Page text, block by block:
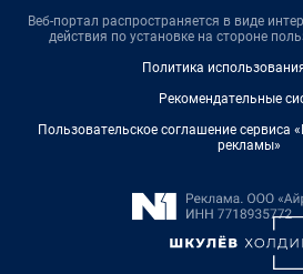
Веб-портал распространяется в виде
действия по установке на стороне
Политика
Рекомендательные
Пользовательское соглашение сервиса
рекламы»